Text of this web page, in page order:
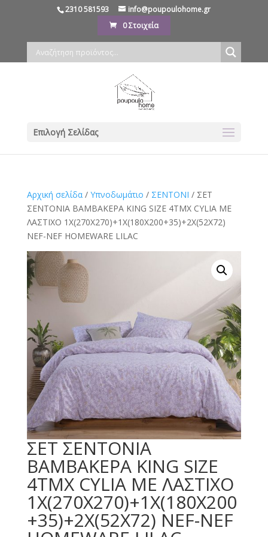
2310 581593
info@poupoulohome.gr
0 Στοιχεία
Επιλογή Σελίδας
Αρχική σελίδα/ Υπνοδωμάτιο / ΣΕΝΤΟΝΙ / ΣΕΤ
ΣΕΝΤΟΝΙΑ ΒΑΜΒΑΚΕΡΑ KING SIZE 4ΤΜΧ CYLIA ΜΕ
ΛΑΣΤΙΧΟ 1Χ(270Χ270)+1X(180X200+35)+2Χ(52Χ72)
NEF-NEF HOMEWARE LILAC
ΣΕΤ ΣΕΝΤΟΝΙΑ
ΒΑΜΒΑΚΕΡΑ KING SIZE
4ΤΜΧ CYLIA ΜΕ ΛΑΣΤΙΧΟ
1Χ(270Χ270)+1X(180X200
+35)+2Χ(52Χ72) NEF-NEF